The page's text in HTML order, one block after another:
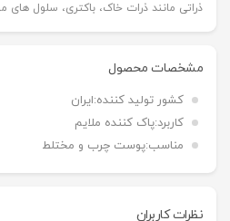
ذراتی مانند ذرات خاک، باکتری، سلول های
مشخصات محصول
کشور تولید کننده:ایران
کاربرد:پاک کننده ملایم
مناسب:پوست چرب و مختلط
نظرات کاربران